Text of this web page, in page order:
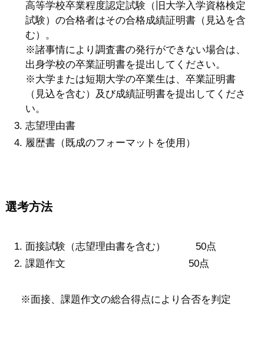
高等学校卒業程度認定試験（旧大学入学資格検定
試験）の合格者はその合格成績証明書（見込を含
む）。
※諸事情により調査書の発行ができない場合は、
出身学校の卒業証明書を提出してください。
※大学または短期大学の卒業生は、卒業証明書
（見込を含む）及び成績証明書を提出してくださ
い。
志望理由書
履歴書（既成のフォーマットを使用）
選考方法
面接試験（志望理由書を含む） 50点
課題作文 50点
※面接、課題作文の総合得点により合否を判定